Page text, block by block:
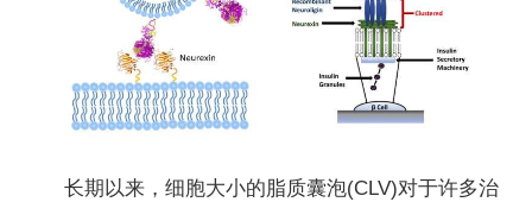
长期以来，细胞大小的脂质囊泡(CLV)对于许多治